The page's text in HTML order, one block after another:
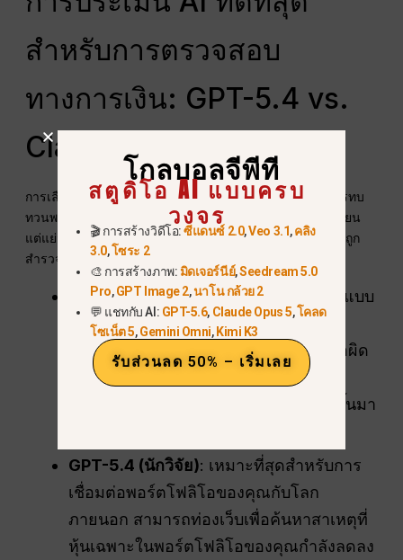
สำหรับการตรวจสอบ
ทางการเงิน: GPT-5.4 vs.
Claude 4.6 vs. Unikorn
การเลือก “สมอง” ที่เหมาะสมเป็นขั้นตอนที่สำคัญที่สุดในการทบ
ทวนพอร์ตโฟลิโอ AI. แบบจำลองหนึ่งอาจยอดเยี่ยมในการเขียน
แต่แย่มากในการคำนวณความเสี่ยง, ความเปลี่ยนแปลงนี้มักถูก
สำรวจใน
โคลด vs ชัตจีพีที
โคลด 4.6 (นักคณิตศาสตร์): ปัจจุบันเป็นแบบ
จำลองที่เชื่อถือได้มากที่สุดสำหรับการ
คำนวณ
และตรวจจับข้อผิด
พลาดทางคณิตศาสตร์ที่ละเอียดอ่อนใน
สเปรดชีต มีแนวโน้มที่จะ “สร้างตัวเลขขึ้นมา
GPT-5.4 (นักวิจัย): เหมาะที่สุดสำหรับการ
เชื่อมต่อพอร์ตโฟลิโอของคุณกับโลก
ภายนอก สามารถท่องเว็บเพื่อค้นหาสาเหตุที่
หุ้นเฉพาะในพอร์ตโฟลิโอของคุณกำลังลดลง
โกลบอลจีพีที
สตูดิโอ AI แบบครบ
วงจร
🎬 การสร้างวิดีโอ:ซีแดนซ์ 2.0,Veo 3.1,คลิง
3.0,โซระ 2
🎨 การสร้างภาพ: มิดเจอร์นีย์,Seedream 5.0
Pro,GPT Image 2,นาโน กล้วย 2
💬 แชทกับ AI: GPT-5.6, Claude Opus 5,โคลด
โซเน็ต 5,Gemini Omni,Kimi K3
รับส่วนลด 50% – เริ่มเลย